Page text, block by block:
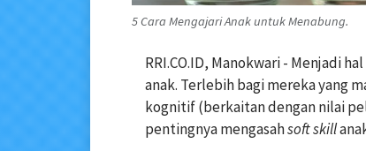
5 Cara Mengajari Anak untuk Menabung.
RRI.CO.ID, Manokwari - Menjadi
anak. Terlebih bagi mereka yang
kognitif (berkaitan dengan nilai
pentingnya mengasahsoft skill